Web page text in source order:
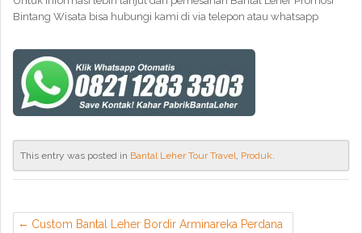
Bintang Wisata bisa hubungi kami di via telepon atau whatsapp
This entry was posted in Bantal Leher Tour Travel, Produk.
Custom Bantal Leher Bordir Arminareka Perdana